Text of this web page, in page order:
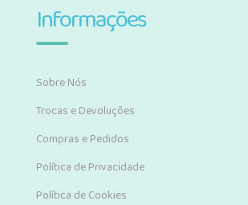
Informações
Sobre Nós
Trocas e Devoluções
Compras e Pedidos
Política de Privacidade
Política de Cookies